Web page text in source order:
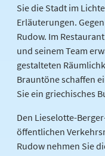
Sie die Stadt im
Erläuterungen.
Rudow. Im
und seinem Team
gestalteten
Brauntöne schaffen
Sie ein griechisches
Den Lieselotte-
öffentlichen
Rudow nehmen Sie